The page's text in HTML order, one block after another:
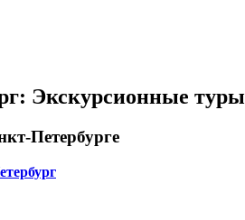
Экскурсионные туры
Петербурге